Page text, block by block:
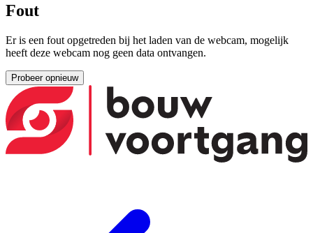
Fout
Er is een fout opgetreden bij het laden van de webcam, mogelijk
heeft deze webcam nog geen data ontvangen.
Probeer opnieuw